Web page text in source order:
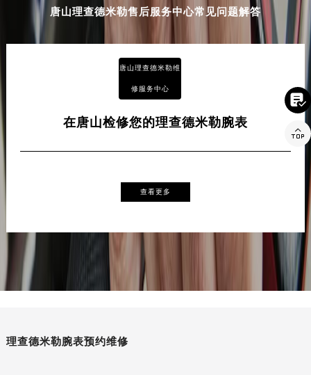
唐山理查德米勒售后服务中心常见问题解答
唐山理查德米勒维
修服务中心
在唐山检修您的理查德米勒腕表
查看更多
理查德米勒腕表预约维修

